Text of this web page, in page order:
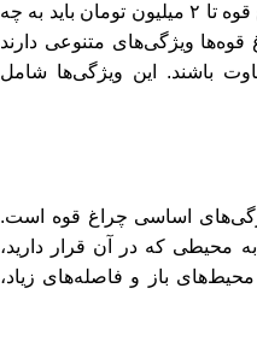
باید بدانیم که برای خرید بهترین چراغ قوه تا ۲ میلیون تومان باید به چه
ویژگی‌های متنوعی دارند
باشند. این ویژگی‌ها شامل
اساسی چراغ قوه است.
محیطی که در آن قرار دارید،
باز و فاصله‌های زیاد،